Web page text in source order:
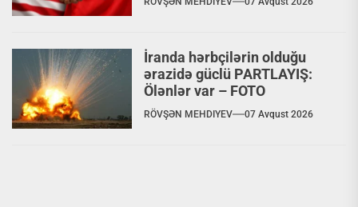
İranda hərbçilərin olduğu
ərazidə güclü PARTLAYIŞ:
Ölənlər var – FOTO
RÖVŞƏN MEHDIYEV 07 Avqust 2026